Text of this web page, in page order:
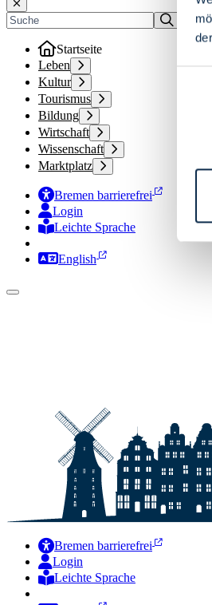
Startseite
Leben
Kultur
Tourismus
Bildung
Wirtschaft
Wissenschaft
Marktplatz
Bremen barrierefrei
Login
Leichte Sprache
Zur Deutschen Gebärdensprache
English
Bremen barrierefrei
Login
Leichte Sprache